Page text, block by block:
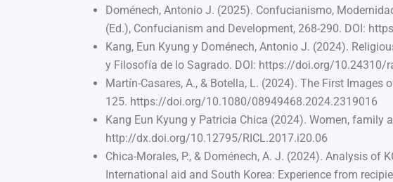
Doménech, Antonio J. (2025). Confucianismo,
(Ed.), Confucianism and Development, 268-290. DOI:
Kang, Eun Kyung y Doménech, Antonio J. (2024).
y Filosofía de lo Sagrado. DOI: https://doi.org/10.24310/
Martín-Casares, A., & Botella, L. (2024). The First
125. https://doi.org/10.1080/08949468.2024.2319016
Kang Eun Kyung y Patricia Chica (2024). Women, family
http://dx.doi.org/10.12795/RICL.2017.i20.06
Chica-Morales, P., & Doménech, A. J. (2024). Analysis of
International aid and South Korea: Experience from